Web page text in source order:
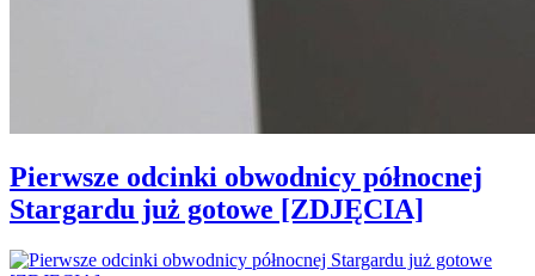
Pierwsze odcinki obwodnicy północnej
Stargardu już gotowe [ZDJĘCIA]